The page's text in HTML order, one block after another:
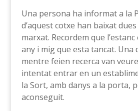
Una persona ha informat a la
d’aquest cotxe han baixat
marxat. Recordem que
any i mig que esta tancat. Una
mentre feien recerca van
intentat entrar en un
la Sort, amb danys a la porta,
aconseguit.